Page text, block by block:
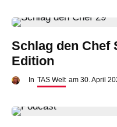
Schlag den Chef
Edition
In TAS Welt am 30. April